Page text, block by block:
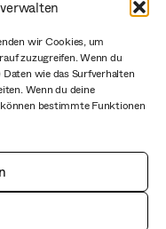
wir Cookies, um
zuzugreifen. Wenn du
wie das Surfverhalten
Wenn du deine
bestimmte Funktionen